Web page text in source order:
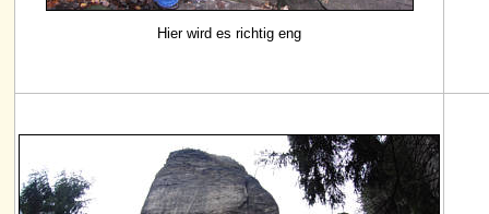
Hier wird es richtig eng